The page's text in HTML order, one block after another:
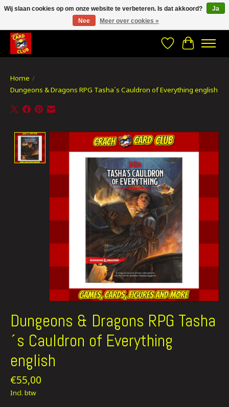
CRACH CARD CLUB , The best place to Geek out!
Verlanglijst
Home /
Dungeons & Dragons RPG Tasha´s Cauldron of Everything english
Product image slideshow Items
Dungeons & Dragons RPG Tasha
´s Cauldron of Everything
english
€55,00
Incl. btw
Wij slaan cookies op om onze website te verbeteren. Is dat akkoord?
Ja
Nee
Meer over cookies »